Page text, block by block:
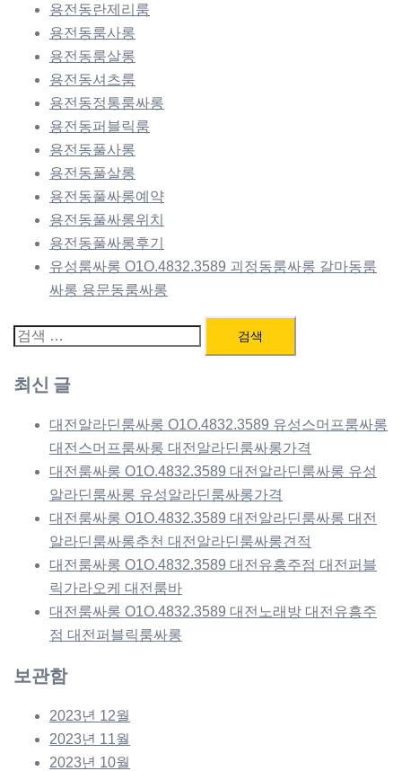
용전동란제리룸
용전동룸사롱
용전동룸살롱
용전동셔츠룸
용전동정통룸싸롱
용전동퍼블릭룸
용전동풀사롱
용전동풀살롱
용전동풀싸롱예약
용전동풀싸롱위치
용전동풀싸롱후기
유성룸싸롱 O1O.4832.3589 괴정동룸싸롱 갈마동룸
싸롱 용문동룸싸롱
검
최신 글
대전알라딘룸싸롱 O1O.4832.3589 유성스머프룸싸롱
대전스머프룸싸롱 대전알라딘룸싸롱가격
대전룸싸롱 O1O.4832.3589 대전알라딘룸싸롱 유성
알라딘룸싸롱 유성알라딘룸싸롱가격
대전룸싸롱 O1O.4832.3589 대전알라딘룸싸롱 대전
알라딘룸싸롱추천 대전알라딘룸싸롱견적
대전룸싸롱 O1O.4832.3589 대전유흥주점 대전퍼블
릭가라오케 대전룸바
대전룸싸롱 O1O.4832.3589 대전노래방 대전유흥주
점 대전퍼블릭룸싸롱
보관함
2023년 12월
2023년 11월
2023년 10월